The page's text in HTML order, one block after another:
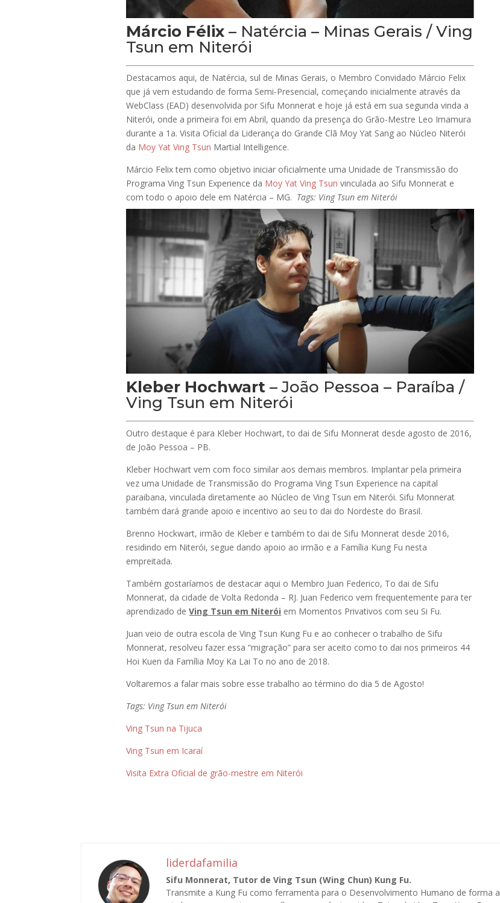
Márcio Félix – Natércia – Minas Gerais / Ving
Tsun em Niterói
Destacamos aqui, de Natércia, sul de Minas Gerais, o Membro Convidado Márcio Felix
que já vem estudando de forma Semi-Presencial, começando inicialmente através da
WebClass (EAD) desenvolvida por Sifu Monnerat e hoje já está em sua segunda vinda a
Niterói, onde a primeira foi em Abril, quando da presença do Grão-Mestre Leo Imamura
durante a 1a. Visita Oficial da Liderança do Grande Clã Moy Yat Sang ao Núcleo Niterói
da Moy Yat Ving Tsun Martial Intelligence.
Márcio Felix tem como objetivo iniciar oficialmente uma Unidade de Transmissão do
Programa Ving Tsun Experience da Moy Yat Ving Tsun vinculada ao Sifu Monnerat e
com todo o apoio dele em Natércia – MG. Tags: Ving Tsun em Niterói
Kleber Hochwart – João Pessoa – Paraíba /
Ving Tsun em Niterói
Outro destaque é para Kleber Hochwart, to dai de Sifu Monnerat desde agosto de 2016,
de João Pessoa – PB.
Kleber Hochwart vem com foco similar aos demais membros. Implantar pela primeira
vez uma Unidade de Transmissão do Programa Ving Tsun Experience na capital
paraibana, vinculada diretamente ao Núcleo de Ving Tsun em Niterói. Sifu Monnerat
também dará grande apoio e incentivo ao seu to dai do Nordeste do Brasil.
Brenno Hockwart, irmão de Kleber e também to dai de Sifu Monnerat desde 2016,
residindo em Niterói, segue dando apoio ao irmão e a Família Kung Fu nesta
empreitada.
Também gostaríamos de destacar aqui o Membro Juan Federico, To dai de Sifu
Monnerat, da cidade de Volta Redonda – RJ. Juan Federico vem frequentemente para ter
aprendizado deVing Tsun em Niterói em Momentos Privativos com seu Si Fu.
Juan veio de outra escola de Ving Tsun Kung Fu e ao conhecer o trabalho de Sifu
Monnerat, resolveu fazer essa “migração” para ser aceito como to dai nos primeiros 44
Hoi Kuen da Família Moy Ka Lai To no ano de 2018.
Voltaremos a falar mais sobre esse trabalho ao término do dia 5 de Agosto!
Tags: Ving Tsun em Niterói
Ving Tsun na Tijuca
Ving Tsun em Icaraí
Visita Extra Oficial de grão-mestre em Niterói
liderdafamilia
Sifu Monnerat, Tutor de Ving Tsun (Wing Chun) Kung Fu.
Transmite a Kung Fu como ferramenta para o Desenvolvimento Humano de forma a